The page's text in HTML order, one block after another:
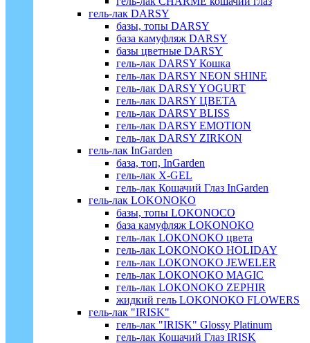
гель-лак DARSY
базы, топы DARSY
база камуфляж DARSY
базы цветные DARSY
гель-лак DARSY Кошка
гель-лак DARSY NEON SHINE
гель-лак DARSY YOGURT
гель-лак DARSY ЦВЕТА
гель-лак DARSY BLISS
гель-лак DARSY EMOTION
гель-лак DARSY ZIRKON
гель-лак InGarden
база, топ, InGarden
гель-лак X-GEL
гель-лак Кошачий Глаз InGarden
гель-лак LOKONOKO
базы, топы LOKONOCO
база камуфляж LOKONOKO
гель-лак LOKONOKO цвета
гель-лак LOKONOKO HOLIDAY
гель-лак LOKONOKO JEWELER
гель-лак LOKONOKO MAGIC
гель-лак LOKONOKO ZEPHIR
жидкий гель LOKONOKO FLOWERS
гель-лак "IRISK"
гель-лак "IRISK" Glossy Platinum
гель-лак Кошачий Глаз IRISK